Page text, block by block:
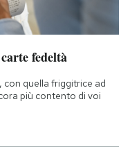
fedeltà
quella friggitrice ad
più contento di voi